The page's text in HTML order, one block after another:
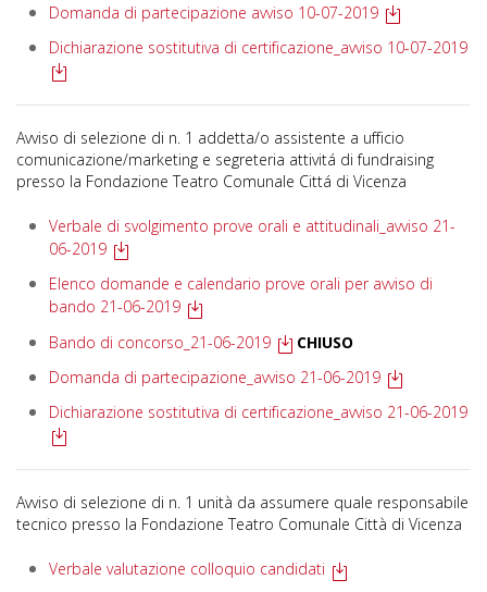
Domanda di partecipazione avviso 10-07-2019
Dichiarazione sostitutiva di certificazione_avviso 10-07-2019
Avviso di selezione di n. 1 addetta/o assistente a ufficio
comunicazione/marketing e segreteria attivitá di fundraising
presso la Fondazione Teatro Comunale Cittá di Vicenza
Verbale di svolgimento prove orali e attitudinali_avviso 21-
06-2019
Elenco domande e calendario prove orali per avviso di
bando 21-06-2019
Bando di concorso_21-06-2019
CHIUSO
Domanda di partecipazione_avviso 21-06-2019
Dichiarazione sostitutiva di certificazione_avviso 21-06-2019
Avviso di selezione di n. 1 unità da assumere quale responsabile
tecnico presso la Fondazione Teatro Comunale Città di Vicenza
Verbale valutazione colloquio candidati